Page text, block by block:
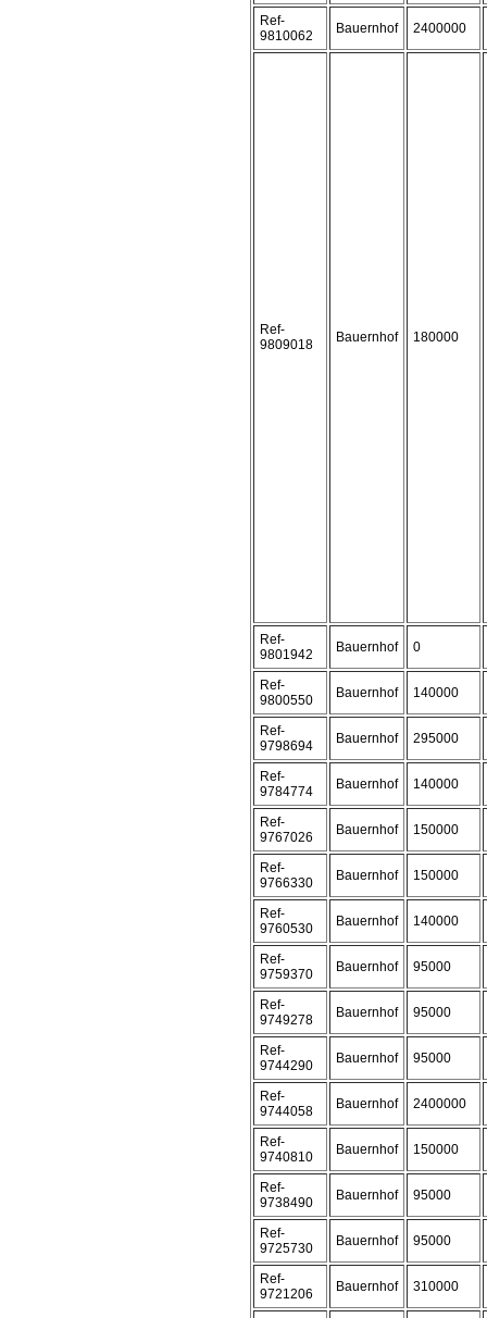
Ref-
9810062
Bauernhof 2400000
Ref-
9809018
Bauernhof 180000
Ref-
9801942
Bauernhof 0
Ref-
9800550
Bauernhof 140000
Ref-
9798694
Bauernhof 295000
Ref-
9784774
Bauernhof 140000
Ref-
9767026
Bauernhof 150000
Ref-
9766330
Bauernhof 150000
Ref-
9760530
Bauernhof 140000
Ref-
9759370
Bauernhof 95000
Ref-
9749278
Bauernhof 95000
Ref-
9744290
Bauernhof 95000
Ref-
9744058
Bauernhof 2400000
Ref-
9740810
Bauernhof 150000
Ref-
9738490
Bauernhof 95000
Ref-
9725730
Bauernhof 95000
Ref-
9721206
Bauernhof 310000